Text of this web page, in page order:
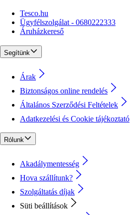
Tesco.hu
Ügyfélszolgálat - 0680222333
Áruházkereső
Segítünk
Árak
Biztonságos online rendelés
Általános Szerződési Feltételek
Adatkezelési és Cookie tájékoztató
Rólunk
Akadálymentesség
Hova szállítunk?
Szolgáltatás díjak
Süti beállítások